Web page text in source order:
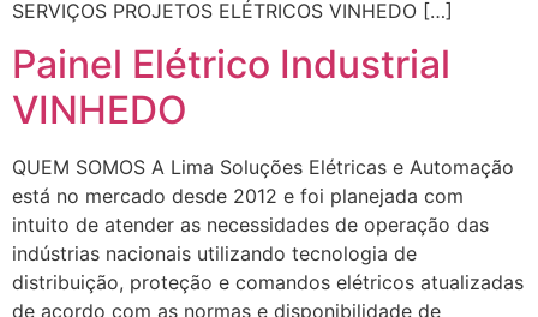
SERVIÇOS PROJETOS ELÉTRICOS VINHEDO […]
Painel Elétrico Industrial
VINHEDO
QUEM SOMOS A Lima Soluções Elétricas e Automação
está no mercado desde 2012 e foi planejada com
intuito de atender as necessidades de operação das
indústrias nacionais utilizando tecnologia de
distribuição, proteção e comandos elétricos atualizadas
de acordo com as normas e disponibilidade de